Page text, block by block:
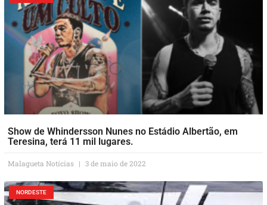
Show de Whindersson Nunes no Estádio Albertão, em
Teresina, terá 11 mil lugares.
Malagueta Notícias 3 de maio de 2022
NORDESTE